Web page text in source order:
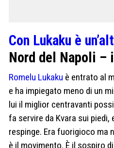
Con Lukaku è
Nord del Napoli –
Romelu Lukaku è entrato al
e ha impiegato meno di un
lui il miglior centravanti
fa servire da Kvara sui piedi,
respinge. Era fuorigioco ma
è il movimento. È il sospiro